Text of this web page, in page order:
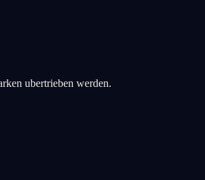
ubertrieben werden.